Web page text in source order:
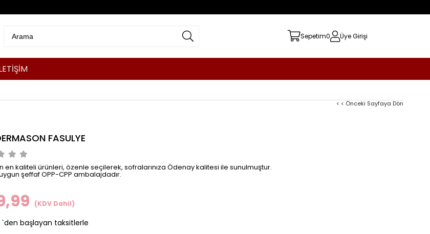
Sepetim0 Üye Girişi
< < Önceki Sayfaya Dön
FASULYE
en kaliteli ürünleri, özenle seçilerek, sofralarınıza Ödenay kalitesi ile sunulmuştur.
şeffaf OPP-CPP ambalajdadır.
(KDV Dahil)
`den başlayan taksitlerle